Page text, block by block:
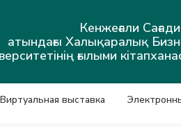
Кенжеғали
атындағы Халықаралық
ғылыми
Виртуальная выставка